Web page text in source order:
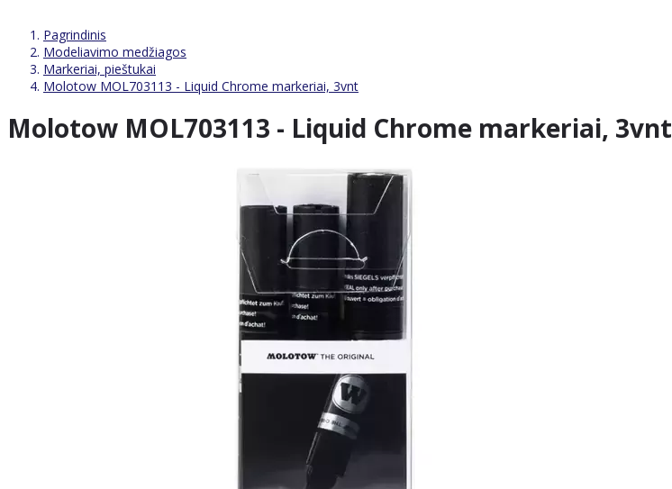
Pagrindinis
Modeliavimo medžiagos
Markeriai, pieštukai
Molotow MOL703113 - Liquid Chrome markeriai, 3vnt
Molotow MOL703113 - Liquid Chrome markeriai, 3vnt